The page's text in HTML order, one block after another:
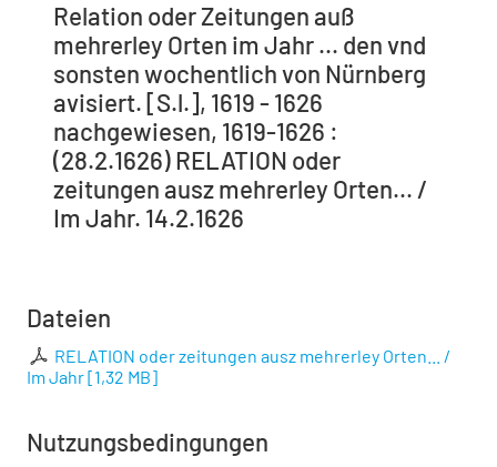
Relation oder Zeitungen auß
mehrerley Orten im Jahr ... den vnd
sonsten wochentlich von Nürnberg
avisiert. [S.l.], 1619 - 1626
nachgewiesen, 1619-1626 :
(28.2.1626) RELATION oder
zeitungen ausz mehrerley Orten... /
Im Jahr. 14.2.1626
Dateien
RELATION oder zeitungen ausz mehrerley Orten... /
Im Jahr[1,32 MB]
Nutzungsbedingungen